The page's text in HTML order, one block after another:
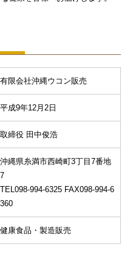
有限会社沖縄ウコン販売
平成9年12月2日
取締役 田中俊浩
沖縄県糸満市西崎町3丁目7番地
7
TEL098-994-6325 FAX098-994-6
360
健康食品・製造販売